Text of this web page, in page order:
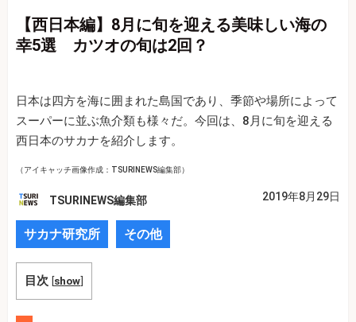
【西日本編】8月に旬を迎える美味しい海の
幸5選 カツオの旬は2回？
日本は四方を海に囲まれた島国であり、季節や場所によって
スーパーに並ぶ魚介類も様々だ。今回は、8月に旬を迎える
西日本のサカナを紹介します。
（アイキャッチ画像作成：TSURINEWS編集部）
TSURINEWS編集部 2019年8月29日
サカナ研究所 その他
目次 [show]